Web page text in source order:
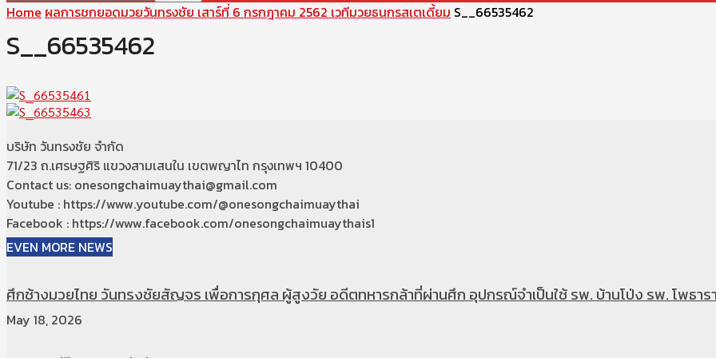
Home ผลการชกยอดมวยวันทรงชัย เสาร์ที่ 6 กรกฎาคม 2562 เวทีมวยธนกรสเตเดี้ยม S__66535462
S__66535462
บริษัท วันทรงชัย จำกัด
71/23 ถ.เศรษฐศิริ แขวงสามเสนใน เขตพญาไท กรุงเทพฯ 10400
Contact us: onesongchaimuaythai@gmail.com
Youtube : https://www.youtube.com/@onesongchaimuaythai
Facebook : https://www.facebook.com/onesongchaimuaythais1
EVEN MORE NEWS
ศึกช้างมวยไทย วันทรงชัยสัญจร เพื่อการกุศล ผู้สูงวัย อดีตทหารกล้าที่ผ่านศึก อุปกรณ์จำเป็นใช้ รพ. บ้านโป่ง รพ. โพธารา
May 18, 2026